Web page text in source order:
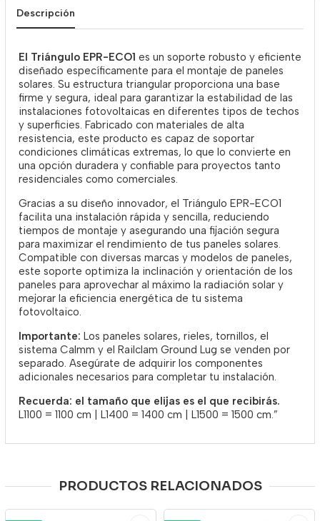
Descripción
El Triángulo EPR-ECO1 es un soporte robusto y eficiente
diseñado específicamente para el montaje de paneles
solares. Su estructura triangular proporciona una base
firme y segura, ideal para garantizar la estabilidad de las
instalaciones fotovoltaicas en diferentes tipos de techos
y superficies. Fabricado con materiales de alta
resistencia, este producto es capaz de soportar
condiciones climáticas extremas, lo que lo convierte en
una opción duradera y confiable para proyectos tanto
residenciales como comerciales.
Gracias a su diseño innovador, el Triángulo EPR-ECO1
facilita una instalación rápida y sencilla, reduciendo
tiempos de montaje y asegurando una fijación segura
para maximizar el rendimiento de tus paneles solares.
Compatible con diversas marcas y modelos de paneles,
este soporte optimiza la inclinación y orientación de los
paneles para aprovechar al máximo la radiación solar y
mejorar la eficiencia energética de tu sistema
fotovoltaico.
Importante: Los paneles solares, rieles, tornillos, el
sistema Calmm y el Railclam Ground Lug se venden por
separado. Asegúrate de adquirir los componentes
adicionales necesarios para completar tu instalación.
Recuerda: el tamaño que elijas es el que recibirás.
L1100 = 1100 cm | L1400 = 1400 cm | L1500 = 1500 cm.”
PRODUCTOS RELACIONADOS